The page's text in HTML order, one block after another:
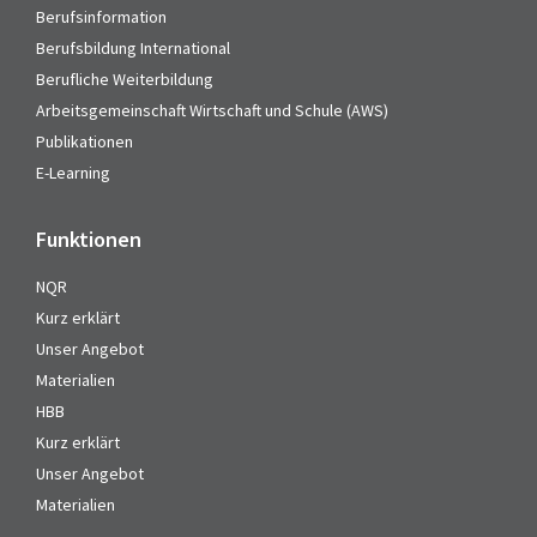
Berufsinformation
Berufsbildung International
Berufliche Weiterbildung
Arbeitsgemeinschaft Wirtschaft und Schule (AWS)
Publikationen
E-Learning
Funktionen
NQR
Kurz erklärt
Unser Angebot
Materialien
HBB
Kurz erklärt
Unser Angebot
Materialien